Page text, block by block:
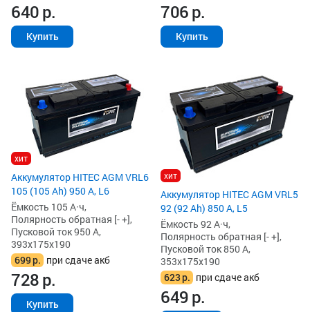
640р.
Купить
706р.
Купить
хит
Аккумулятор HITEC AGM VRL6
105 (105 Ah) 950 А, L6
Ёмкость 105 А·ч,
Полярность обратная [- +],
Пусковой ток 950 А,
393x175x190
699р. при сдаче акб
728р.
Купить
хит
Аккумулятор HITEC AGM VRL5
92 (92 Ah) 850 А, L5
Ёмкость 92 А·ч,
Полярность обратная [- +],
Пусковой ток 850 А,
353x175x190
623р. при сдаче акб
649р.